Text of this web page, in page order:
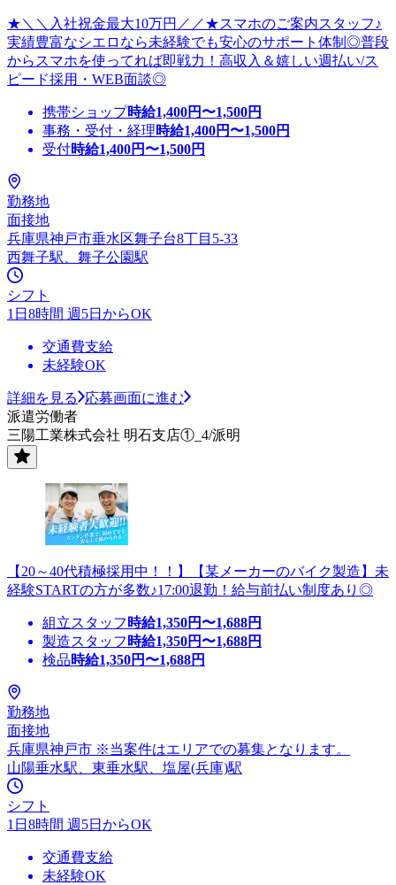
★＼＼入社祝金最大10万円／／★スマホのご案内スタッフ♪
実績豊富なシエロなら未経験でも安心のサポート体制◎普段
からスマホを使ってれば即戦力！高収入＆嬉しい週払い/ス
ピード採用・WEB面談◎
携帯ショップ時給1,400円〜1,500円
事務・受付・経理時給1,400円〜1,500円
受付時給1,400円〜1,500円
勤務地
面接地
兵庫県神戸市垂水区舞子台8丁目5-33
西舞子駅、舞子公園駅
シフト
1日8時間 週5日からOK
交通費支給
未経験OK
詳細を見る
応募画面に進む
派遣労働者
三陽工業株式会社 明石支店①_4/派明
【20～40代積極採用中！！】【某メーカーのバイク製造】未
経験STARTの方が多数♪17:00退勤！給与前払い制度あり◎
組立スタッフ 時給1,350円〜1,688円
製造スタッフ 時給1,350円〜1,688円
検品時給1,350円〜1,688円
勤務地
面接地
兵庫県神戸市 ※当案件はエリアでの募集となります。
山陽垂水駅、東垂水駅、塩屋(兵庫)駅
シフト
1日8時間 週5日からOK
交通費支給
未経験OK